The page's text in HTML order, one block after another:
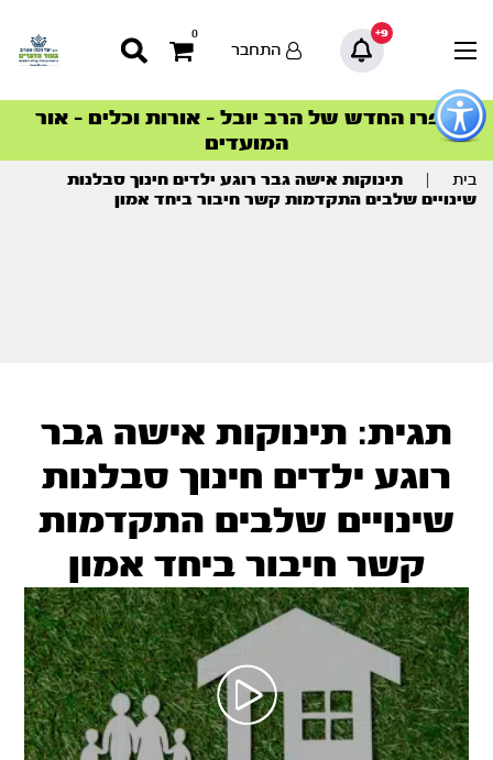
כפתור
לפתיחת
תפריט
9+
0
התחבר
סדרות הפודקאסטים
הסדרה המובילה החודש – דרך המלך
ספרו החדש של הרב יובל – אורות וכלים – אור
המועדים
הצטרפו למהפכת הבריאות הטבעית >
סדרות הפודקאסטים
הסדרה המובילה החודש – דרך המלך
תוכן
מרכזי
בית
תינוקות אישה גבר רוגע ילדים חינוך סבלנות
שינויים שלבים התקדמות קשר חיבור ביחד אמון
תגית: תינוקות אישה גבר
רוגע ילדים חינוך סבלנות
שינויים שלבים התקדמות
קשר חיבור ביחד אמון